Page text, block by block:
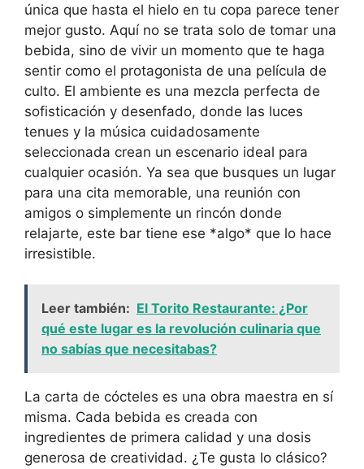
única que hasta el hielo en tu copa parece tener
mejor gusto. Aquí no se trata solo de tomar una
bebida, sino de vivir un momento que te haga
sentir como el protagonista de una película de
culto. El ambiente es una mezcla perfecta de
sofisticación y desenfado, donde las luces
tenues y la música cuidadosamente
seleccionada crean un escenario ideal para
cualquier ocasión. Ya sea que busques un lugar
para una cita memorable, una reunión con
amigos o simplemente un rincón donde
relajarte, este bar tiene ese *algo* que lo hace
irresistible.
Leer también: El Torito Restaurante: ¿Por
qué este lugar es la revolución culinaria que
no sabías que necesitabas?
La carta de cócteles es una obra maestra en sí
misma. Cada bebida es creada con
ingredientes de primera calidad y una dosis
generosa de creatividad. ¿Te gusta lo clásico?